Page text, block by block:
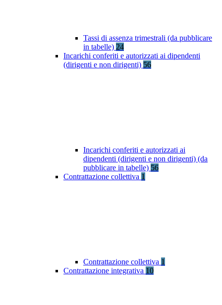
Tassi di assenza trimestrali (da pubblicare
in tabelle) 24
Incarichi conferiti e autorizzati ai dipendenti
(dirigenti e non dirigenti) 56
Incarichi conferiti e autorizzati ai
dipendenti (dirigenti e non dirigenti) (da
pubblicare in tabelle) 56
Contrattazione collettiva 1
Contrattazione collettiva 1
Contrattazione integrativa 10